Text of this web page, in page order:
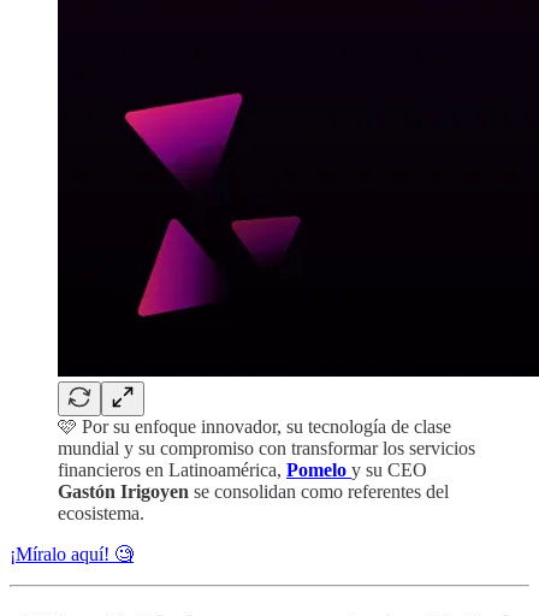
🩷 Por su enfoque innovador, su tecnología de clase
mundial y su compromiso con transformar los servicios
financieros en Latinoamérica, Pomelo y su CEO
Gastón Irigoyen se consolidan como referentes del
ecosistema.
¡Míralo aquí! 🧐